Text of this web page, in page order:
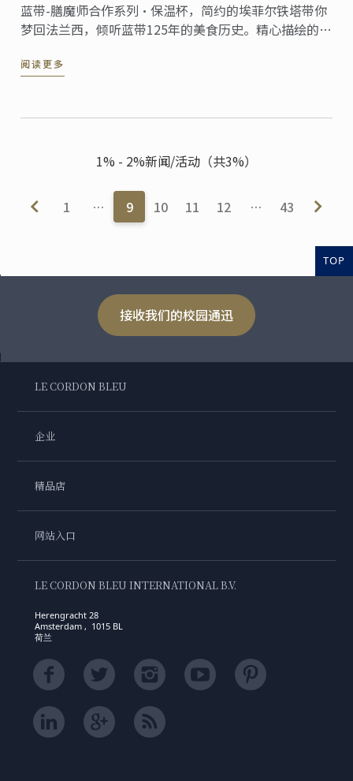
蓝带-膳魔师合作系列·保温杯，简约的埃菲尔铁塔带你
梦回法兰西，倾听蓝带125年的美食历史。精心描绘的烘
阅读更多
1% - 2%新闻/活动（共3%）
1 … 9 10 11 12 … 43
TOP
接收我们的校园通迅
LE CORDON BLEU
企业
精品店
网站入口
LE CORDON BLEU INTERNATIONAL B.V.
Herengracht 28
Amsterdam , 1015 BL
荷兰